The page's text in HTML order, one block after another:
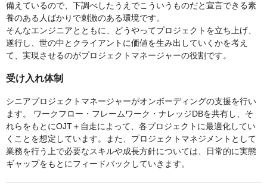
備えているので、下調べしたうえでこういうものだと宣言できる素
養のある人ばかりで刺激のある環境です。
そんなエンジニアとともに、どうやってプロジェクトを立ち上げ、
遂行し、世の中とクライアントに価値を生み出していくかを考え
て、実現させるのがプロジェクトマネージャーの役割です。
受け入れ体制
シニアプロジェクトマネージャーがオンボーディングの支援を行い
ます。 ワークフロー・フレームワーク・ナレッジDBを共有し、そ
れらをもとにOJT＋自走によって、各プロジェクトに最適化してい
くことを想定しています。また、プロジェクトマネジメントとして
業務を行う上で必要なスキルや成長方針については、日常的に実態
ギャップをもとにフィードバックしていきます。